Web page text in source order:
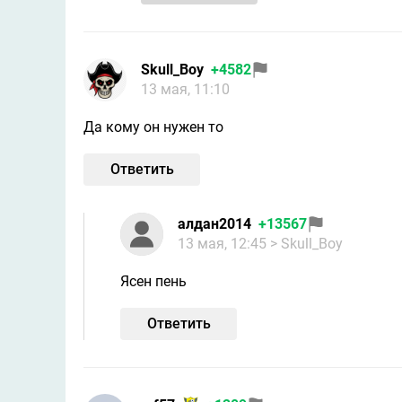
Skull_Boy +4582
13 мая, 11:10
Да кому он нужен то
Ответить
алдан2014 +13567
13 мая, 12:45 > Skull_Boy
Ясен пень
Ответить